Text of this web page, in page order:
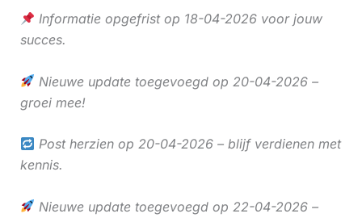
Informatie opgefrist op 18-04-2026 voor jouw
succes.
Nieuwe update toegevoegd op 20-04-2026 –
groei mee!
Post herzien op 20-04-2026 – blijf verdienen met
kennis.
Nieuwe update toegevoegd op 22-04-2026 –